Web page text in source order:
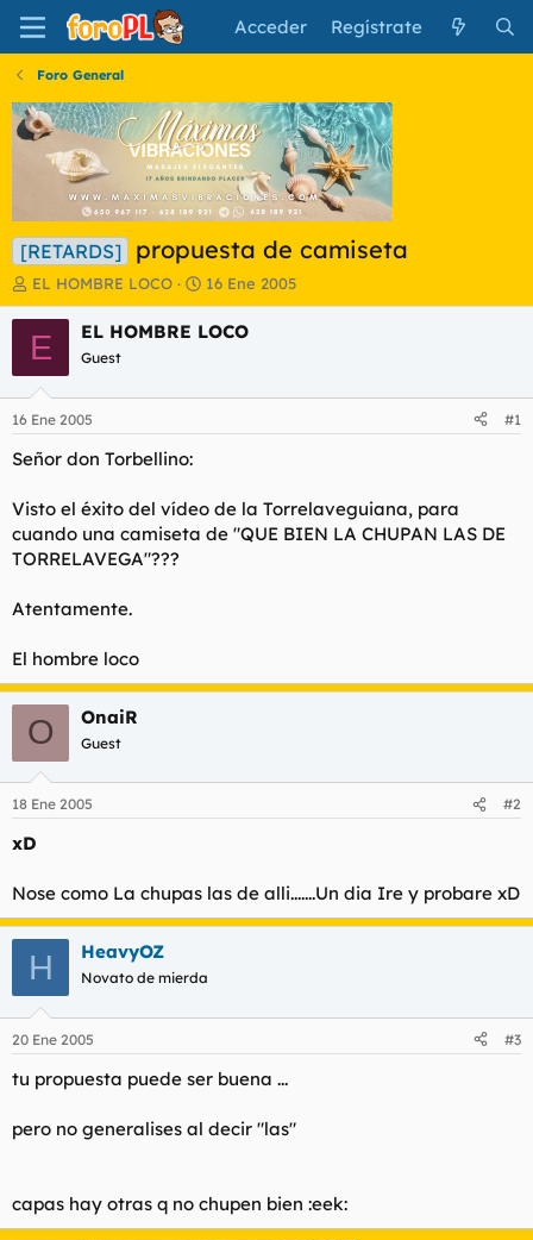
Acceder Regístrate
Foro General
[RETARDS] propuesta de camiseta
I
n
i
c
a
d
o
r
l
t
e
a
EL HOMBRE LOCO
F
e
c
i
i
o
16 Ene 2005
E EL HOMBRE LOCO
Guest
16 Ene 2005 #1
Señor don Torbellino:
Visto el éxito del vídeo de la Torrelaveguiana, para
cuando una camiseta de "QUE BIEN LA CHUPAN LAS DE
TORRELAVEGA"???
Atentamente.
El hombre loco
O OnaiR
Guest
18 Ene 2005 #2
xD
Nose como La chupas las de alli.......Un dia Ire y probare xD
H HeavyOZ
Novato de mierda
20 Ene 2005 #3
tu propuesta puede ser buena ...
pero no generalises al decir "las"
capas hay otras q no chupen bien :eek: